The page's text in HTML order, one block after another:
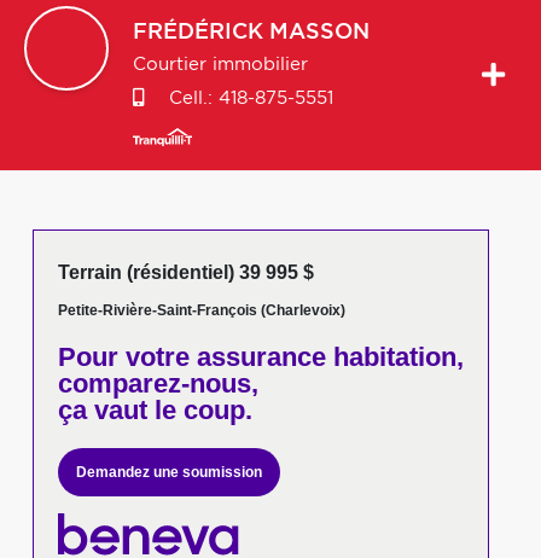
FRÉDÉRICK MASSON
Courtier immobilier
Cell.: 418-875-5551
Terrain (résidentiel) 39 995 $
Petite-Rivière-Saint-François (Charlevoix)
Pour votreassurance habitation,
comparez-nous,
ça vaut le coup.
Demandez une soumission